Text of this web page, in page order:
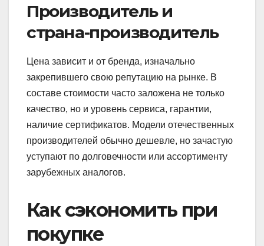
Производитель и
страна-производитель
Цена зависит и от бренда, изначально
закрепившего свою репутацию на рынке. В
составе стоимости часто заложена не только
качество, но и уровень сервиса, гарантии,
наличие сертификатов. Модели отечественных
производителей обычно дешевле, но зачастую
уступают по долговечности или ассортименту
зарубежных аналогов.
Как сэкономить при
покупке